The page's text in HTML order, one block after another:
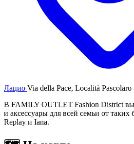
Лацио Via della Pace, Località
В FAMILY OUTLET Fashion District вы
и аксессуары для всей семьи от таких
Replay и Iana.